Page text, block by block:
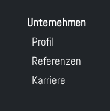
Unternehmen
Profil
Referenzen
Karriere